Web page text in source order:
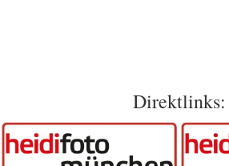
Direktlinks: